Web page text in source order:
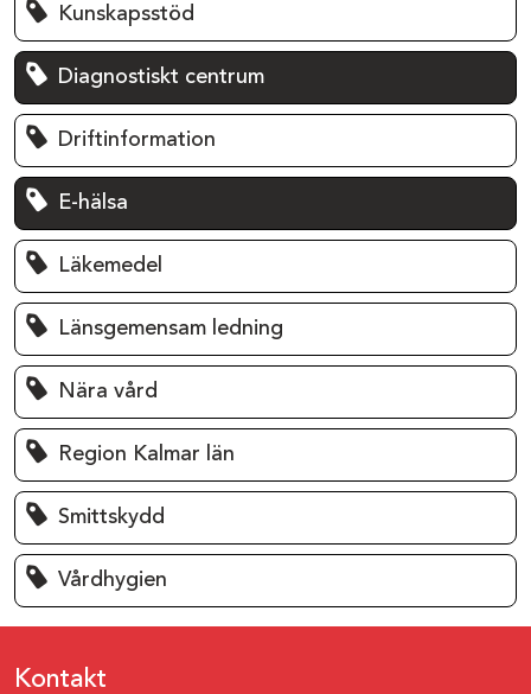
Kunskapsstöd
Diagnostiskt centrum
Driftinformation
E-hälsa
Läkemedel
Länsgemensam ledning
Nära vård
Region Kalmar län
Smittskydd
Vårdhygien
Kontakt